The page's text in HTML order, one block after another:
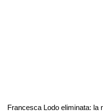
Francesca Lodo eliminata: la